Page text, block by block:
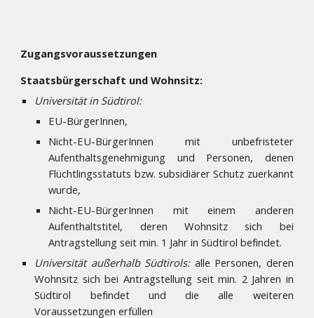
Zugangsvoraussetzungen
Staatsbürgerschaft und Wohnsitz:
Universität in Südtirol:
EU-BürgerInnen,
Nicht-EU-BürgerInnen mit unbefristeter
Aufenthaltsgenehmigung und Personen, denen
Flüchtlingsstatuts bzw. subsidiärer Schutz zuerkannt
wurde,
Nicht-EU-BürgerInnen mit einem anderen
Aufenthaltstitel, deren Wohnsitz sich bei
Antragstellung seit min. 1 Jahr in Südtirol befindet.
Universität außerhalb Südtirols: alle Personen, deren
Wohnsitz sich bei Antragstellung seit min. 2 Jahren in
Südtirol befindet und die alle weiteren
Voraussetzungen erfüllen